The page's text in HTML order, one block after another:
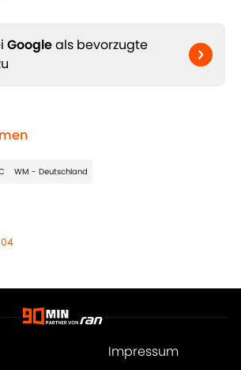
Googleals bevorzugte
WM - Deutschland
04
Impressum